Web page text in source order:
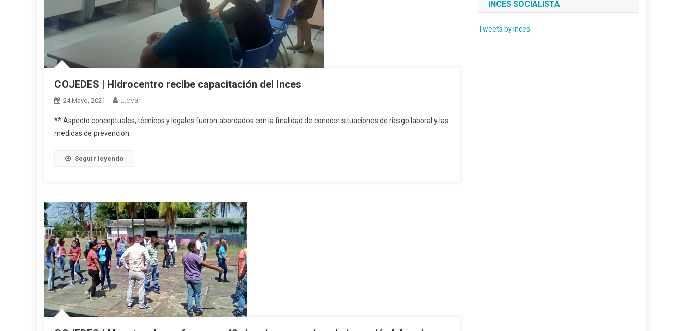
COJEDES | Hidrocentro recibe capacitación del Inces
24 Mayo, 2021 Ltovar
** Aspecto conceptuales, técnicos y legales fueron abordados con la finalidad de conocer situaciones de riesgo laboral y las
medidas de prevención
Seguir leyendo
INCES SOCIALISTA
Tweets by Inces